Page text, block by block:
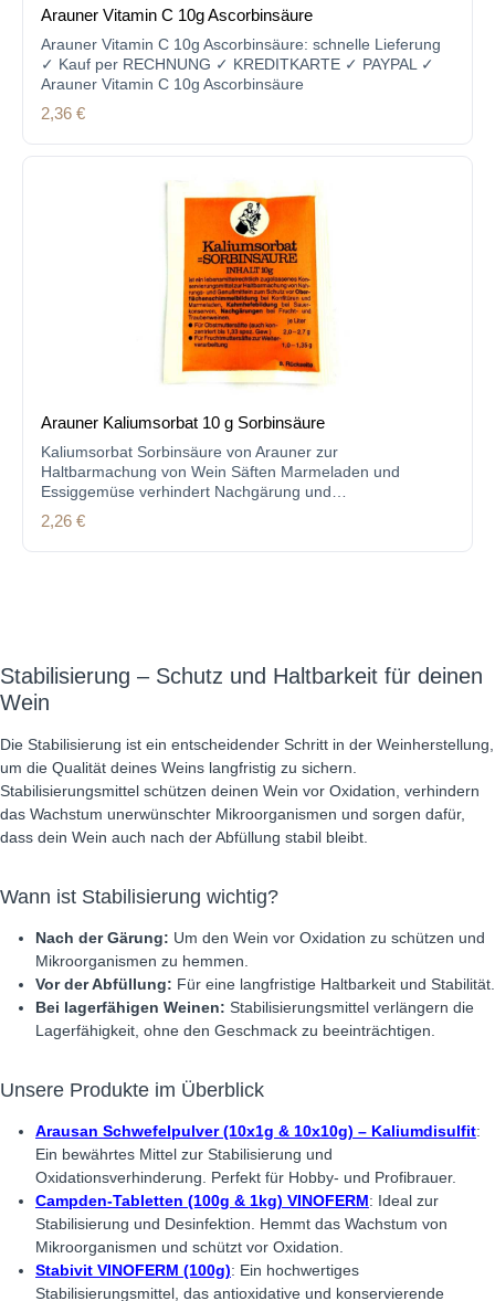
Arauner Vitamin C 10g Ascorbinsäure
Arauner Vitamin C 10g Ascorbinsäure: schnelle Lieferung
✓ Kauf per RECHNUNG ✓ KREDITKARTE ✓ PAYPAL ✓
Arauner Vitamin C 10g Ascorbinsäure
Regulärer Preis:
2,36 €
Arauner Kaliumsorbat 10 g Sorbinsäure
Kaliumsorbat Sorbinsäure von Arauner zur
Haltbarmachung von Wein Säften Marmeladen und
Essiggemüse verhindert Nachgärung und
Schimmelbildung 10 g Tütchen
Regulärer Preis:
2,26 €
Stabilisierung – Schutz und Haltbarkeit für deinen
Wein
Die Stabilisierung ist ein entscheidender Schritt in der Weinherstellung,
um die Qualität deines Weins langfristig zu sichern.
Stabilisierungsmittel schützen deinen Wein vor Oxidation, verhindern
das Wachstum unerwünschter Mikroorganismen und sorgen dafür,
dass dein Wein auch nach der Abfüllung stabil bleibt.
Wann ist Stabilisierung wichtig?
Nach der Gärung: Um den Wein vor Oxidation zu schützen und
Mikroorganismen zu hemmen.
Vor der Abfüllung: Für eine langfristige Haltbarkeit und Stabilität.
Bei lagerfähigen Weinen: Stabilisierungsmittel verlängern die
Lagerfähigkeit, ohne den Geschmack zu beeinträchtigen.
Unsere Produkte im Überblick
Arausan Schwefelpulver (10x1g & 10x10g) – Kaliumdisulfit:
Ein bewährtes Mittel zur Stabilisierung und
Oxidationsverhinderung. Perfekt für Hobby- und Profibrauer.
Campden-Tabletten (100g & 1kg) VINOFERM: Ideal zur
Stabilisierung und Desinfektion. Hemmt das Wachstum von
Mikroorganismen und schützt vor Oxidation.
Stabivit VINOFERM (100g): Ein hochwertiges
Stabilisierungsmittel, das antioxidative und konservierende